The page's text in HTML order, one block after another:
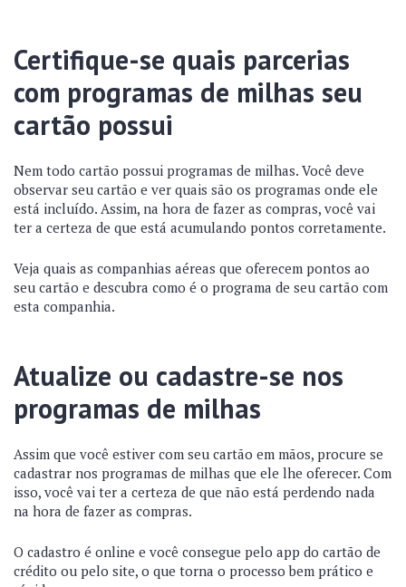
Certifique-se quais parcerias
com programas de milhas seu
cartão possui
Nem todo cartão possui programas de milhas. Você deve
observar seu cartão e ver quais são os programas onde ele
está incluído. Assim, na hora de fazer as compras, você vai
ter a certeza de que está acumulando pontos corretamente.
Veja quais as companhias aéreas que oferecem pontos ao
seu cartão e descubra como é o programa de seu cartão com
esta companhia.
Atualize ou cadastre-se nos
programas de milhas
Assim que você estiver com seu cartão em mãos, procure se
cadastrar nos programas de milhas que ele lhe oferecer. Com
isso, você vai ter a certeza de que não está perdendo nada
na hora de fazer as compras.
O cadastro é online e você consegue pelo app do cartão de
crédito ou pelo site, o que torna o processo bem prático e